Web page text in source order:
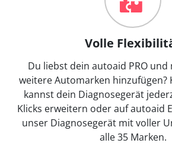
Volle
Du liebst dein autoaid PRO
weitere Automarken hinzufügen?
kannst dein Diagnosegerät
Klicks erweitern oder auf autoaid
unser Diagnosegerät mit voller
alle 35 Marken.